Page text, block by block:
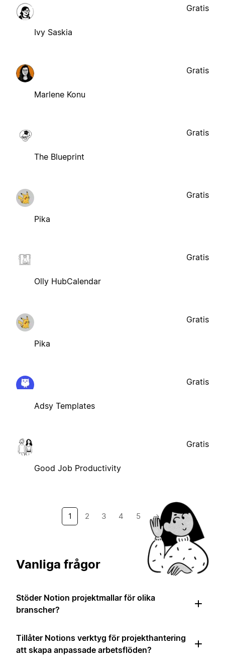
Ivy Saskia
Gratis
Marlene Konu
Gratis
The Blueprint
Gratis
Pika
Gratis
Olly HubCalendar
Gratis
Pika
Gratis
Adsy Templates
Gratis
Good Job Productivity
Gratis
1 2 3 4 5 →
Vanliga frågor
Stöder Notion projektmallar för olika
branscher?
Tillåter Notions verktyg för projekthantering
att skapa anpassade arbetsflöden?